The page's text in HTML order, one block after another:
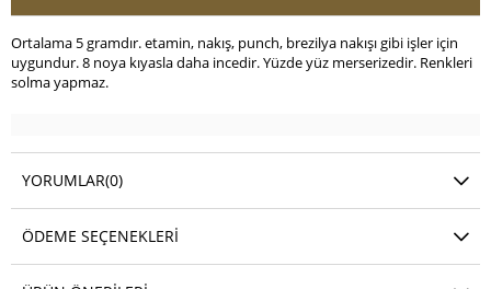
Ortalama 5 gramdır. etamin, nakış, punch, brezilya nakışı gibi işler için
uygundur. 8 noya kıyasla daha incedir. Yüzde yüz merserizedir. Renkleri
solma yapmaz.
YORUMLAR(0)
ÖDEME SEÇENEKLERI